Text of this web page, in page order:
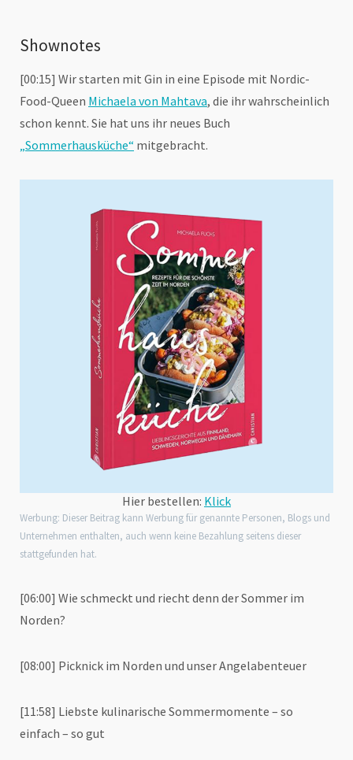
Shownotes
[00:15] Wir starten mit Gin in eine Episode mit Nordic-
Food-Queen Michaela von Mahtava, die ihr wahrscheinlich
schon kennt. Sie hat uns ihr neues Buch
„Sommerhausküche“ mitgebracht.
Hier bestellen: Klick
Werbung: Dieser Beitrag kann Werbung für genannte Personen, Blogs und
Unternehmen enthalten, auch wenn keine Bezahlung seitens dieser
stattgefunden hat.
[06:00] Wie schmeckt und riecht denn der Sommer im
Norden?
[08:00] Picknick im Norden und unser Angelabenteuer
[11:58] Liebste kulinarische Sommermomente – so
einfach – so gut